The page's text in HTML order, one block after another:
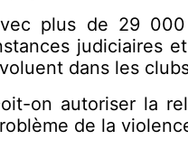
plus de 29
judiciaires
dans les
on autoriser la
de la